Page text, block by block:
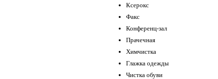
Ксерокс
Факс
Конференц-зал
Прачечная
Химчистка
Глажка одежды
Чистка обуви